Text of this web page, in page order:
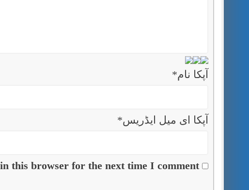
آپکا نام*
آپکا ای میل ایڈریس*
this browser for the next time I comment.